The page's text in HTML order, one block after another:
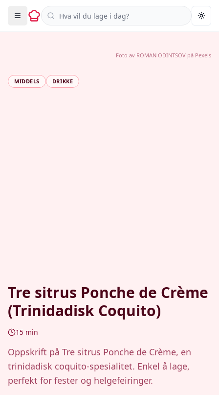
Søk i oppskrifter
MIDDELS DRIKKE
Tre sitrus Ponche de Crème
(Trinidadisk Coquito)
15 min
Oppskrift på Tre sitrus Ponche de Crème, en
trinidadisk coquito-spesialitet. Enkel å lage,
perfekt for fester og helgefeiringer.
Foto av ROMAN ODINTSOV på Pexels